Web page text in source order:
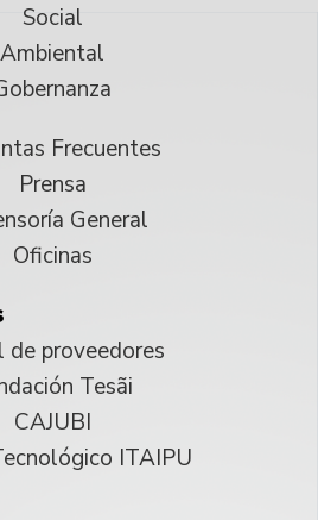
Social
Ambiental
Frecuentes
Prensa
General
Oficinas
de proveedores
Tesãi
CAJUBI
ITAIPU